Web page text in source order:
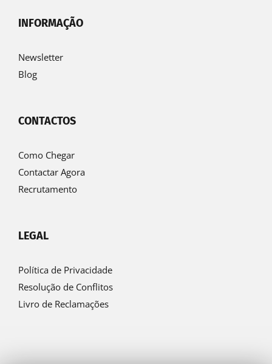
INFORMAÇÃO
Newsletter
Blog
CONTACTOS
Como Chegar
Contactar Agora
Recrutamento
LEGAL
Política de Privacidade
Resolução de Conflitos
Livro de Reclamações